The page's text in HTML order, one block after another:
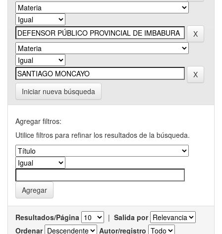
Iniciar nueva búsqueda
Agregar filtros:
Utilice filtros para refinar los resultados de la búsqueda.
Resultados/Página | Salida por
Ordenar
Autor/registro